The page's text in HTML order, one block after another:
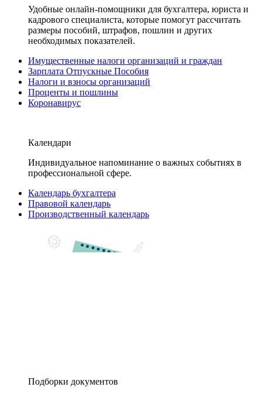
Удобные онлайн-помощники для бухгалтера, юриста и
кадрового специалиста, которые помогут рассчитать
размеры пособий, штрафов, пошлин и других
необходимых показателей.
Имущественные налоги организаций и граждан
Зарплата Отпускные Пособия
Налоги и взносы организаций
Проценты и пошлины
Коронавирус
Календари
Индивидуальное напоминание о важных событиях в
профессиональной сфере.
Календарь бухгалтера
Правовой календарь
Производственный календарь
Подборки документов